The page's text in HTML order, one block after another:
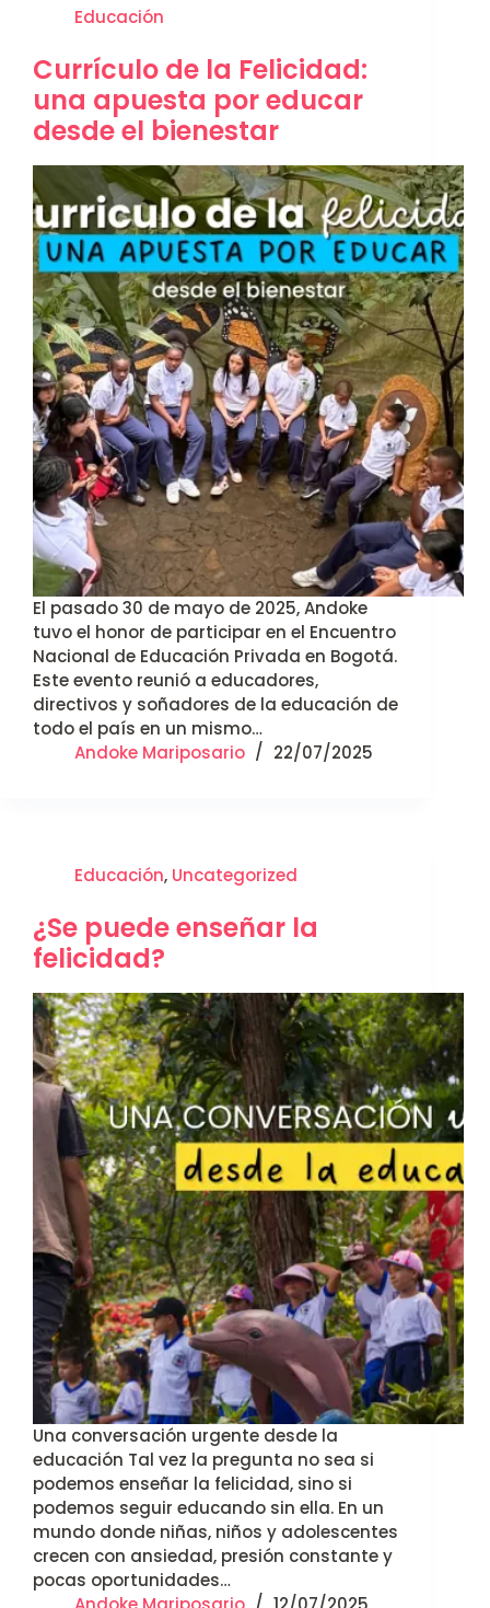
Educación
Currículo de la Felicidad:
una apuesta por educar
desde el bienestar
El pasado 30 de mayo de 2025, Andoke
tuvo el honor de participar en el Encuentro
Nacional de Educación Privada en Bogotá.
Este evento reunió a educadores,
directivos y soñadores de la educación de
todo el país en un mismo…
Andoke Mariposario
22/07/2025
Educación, Uncategorized
¿Se puede enseñar la
felicidad?
Una conversación urgente desde la
educación Tal vez la pregunta no sea si
podemos enseñar la felicidad, sino si
podemos seguir educando sin ella. En un
mundo donde niñas, niños y adolescentes
crecen con ansiedad, presión constante y
pocas oportunidades…